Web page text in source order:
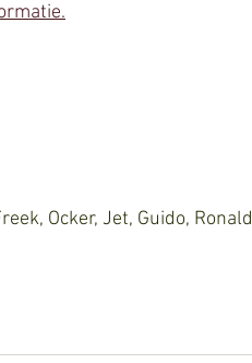
Ocker, Jet, Guido, Ronald